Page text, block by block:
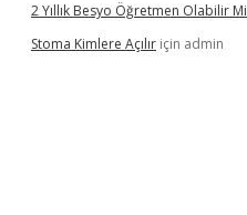
2 Yıllık Besyo Öğretmen Olabilir Mi
Stoma Kimlere Açılır için admin